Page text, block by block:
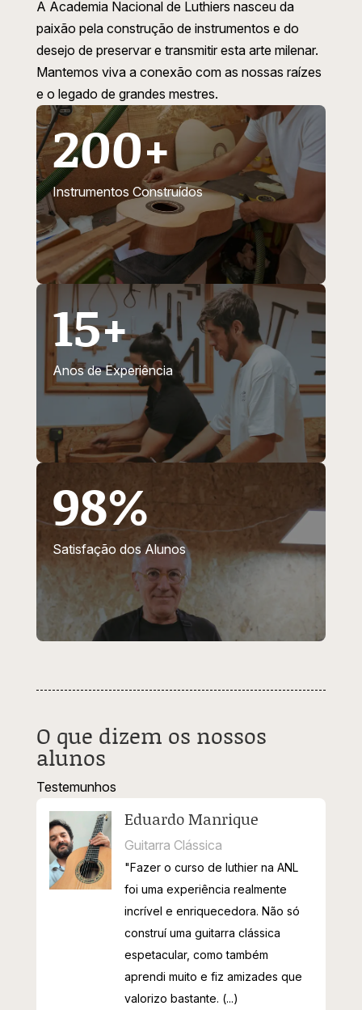
A Academia Nacional de Luthiers nasceu da
paixão pela construção de instrumentos e do
desejo de preservar e transmitir esta arte milenar.
Mantemos viva a conexão com as nossas raízes
e o legado de grandes mestres.
200+
Instrumentos Construídos
15+
Anos de Experiência
98%
Satisfação dos Alunos
O que dizem os nossos
alunos
Testemunhos
Eduardo Manrique
Guitarra Clássica
"Fazer o curso de luthier na ANL
foi uma experiência realmente
incrível e enriquecedora. Não só
construí uma guitarra clássica
espetacular, como também
aprendi muito e fiz amizades que
valorizo bastante. (...)